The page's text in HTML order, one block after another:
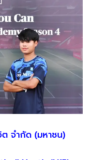
จำกัด (มหาชน)